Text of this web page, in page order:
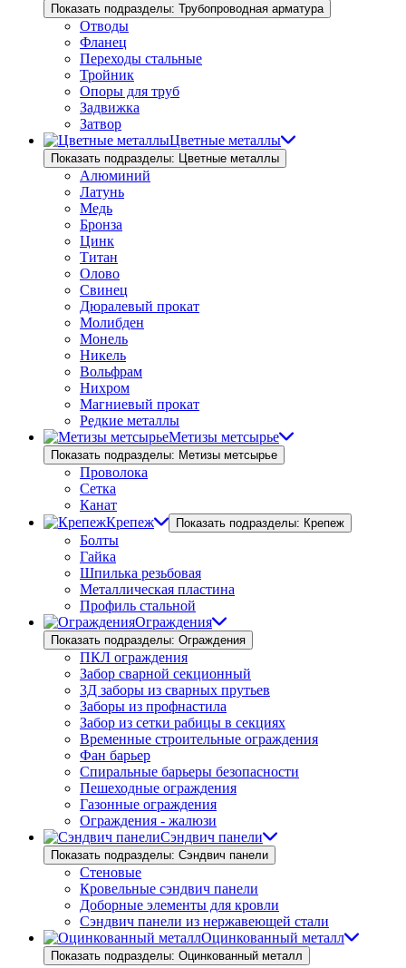
Показать подразделы: Трубопроводная арматура
Отводы
Фланец
Переходы стальные
Тройник
Опоры для труб
Задвижка
Затвор
Цветные металлы
Показать подразделы: Цветные металлы
Алюминий
Латунь
Медь
Бронза
Цинк
Титан
Олово
Свинец
Дюралевый прокат
Молибден
Монель
Никель
Вольфрам
Нихром
Магниевый прокат
Редкие металлы
Метизы метсырье
Показать подразделы: Метизы метсырье
Проволока
Сетка
Канат
Крепеж
Показать подразделы: Крепеж
Болты
Гайка
Шпилька резьбовая
Металлическая пластина
Профиль стальной
Ограждения
Показать подразделы: Ограждения
ПКЛ ограждения
Забор сварной секционный
3Д заборы из сварных прутьев
Заборы из профнастила
Забор из сетки рабицы в секциях
Временные строительные ограждения
Фан барьер
Спиральные барьеры безопасности
Пешеходные ограждения
Газонные ограждения
Ограждения - жалюзи
Сэндвич панели
Показать подразделы: Сэндвич панели
Стеновые
Кровельные сэндвич панели
Доборные элементы для кровли
Сэндвич панели из нержавеющей стали
Оцинкованный металл
Показать подразделы: Оцинкованный металл